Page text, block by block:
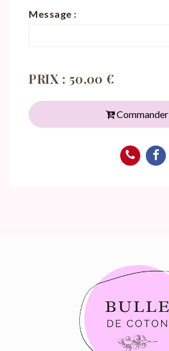
Message :
PRIX : 50,00 €
Commander